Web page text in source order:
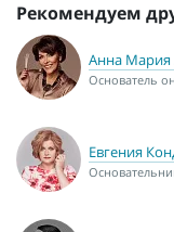
Рекомендуем
Анна Мария
Основатель
Евгения